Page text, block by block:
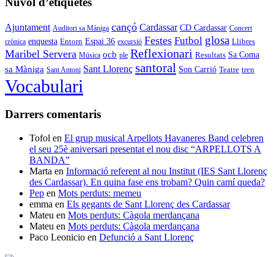
Ajuntament Auditori sa Màniga cançó Cardassar CD Cardassar Concert
crònica enquesta Entorn Espai 36 excursió Festes Futbol glosa Llibres
Maribel Servera Música ocb ple Reflexionari Resultats Sa Coma
sa Màniga Sant Antoni Sant Llorenç santoral Son Carrió Teatre tren
Vocabulari
Darrers comentaris
Tofol en El grup musical Arpellots Havaneres Band celebren
el seu 25è aniversari presentat el nou disc “ARPELLOTS A
BANDA”
Marta en Informació referent al nou Institut (IES Sant Llorenç
des Cardassar). En quina fase ens trobam? Quin camí queda?
Pep en Mots perduts: memeu
emma en Els gegants de Sant Llorenç des Cardassar
Mateu en Mots perduts: Càgola merdançana
Mateu en Mots perduts: Càgola merdançana
Paco Leonicio en Defunció a Sant Llorenç